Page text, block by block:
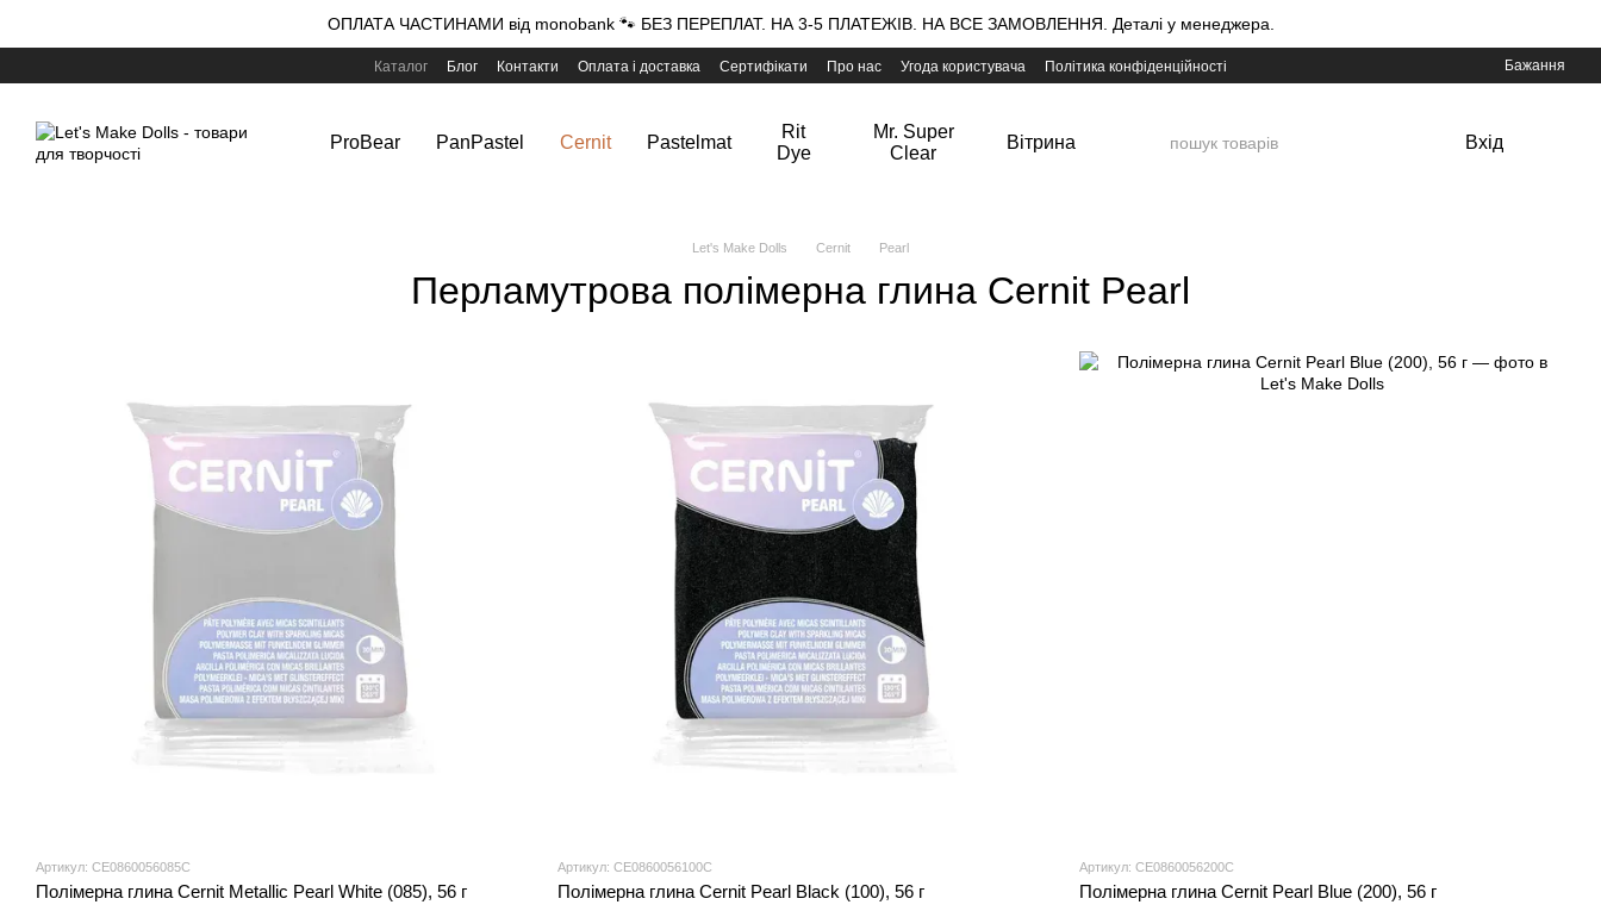
ОПЛАТА ЧАСТИНАМИ від monobank 🐾 БЕЗ ПЕРЕПЛАТ. НА 3-5 ПЛАТЕЖІВ. НА ВСЕ ЗАМОВЛЕННЯ. Деталі у менеджера.
Каталог Блог Контакти Оплата і доставка Сертифікати Про нас Угода користувача Політика конфіденційності Бажання
ProBear PanPastel Cernit Pastelmat
Rit
Dye
Mr. Super
Clear
Вітрина Вхід
Let's Make Dolls Cernit Pearl
Перламутрова полімерна глина Cernit Pearl
Артикул: CE0860056085C
Полімерна глина Cernit Metallic Pearl White (085), 56 г
Артикул: CE0860056100C
Полімерна глина Cernit Pearl Black (100), 56 г
Артикул: CE0860056200C
Полімерна глина Cernit Pearl Blue (200), 56 г